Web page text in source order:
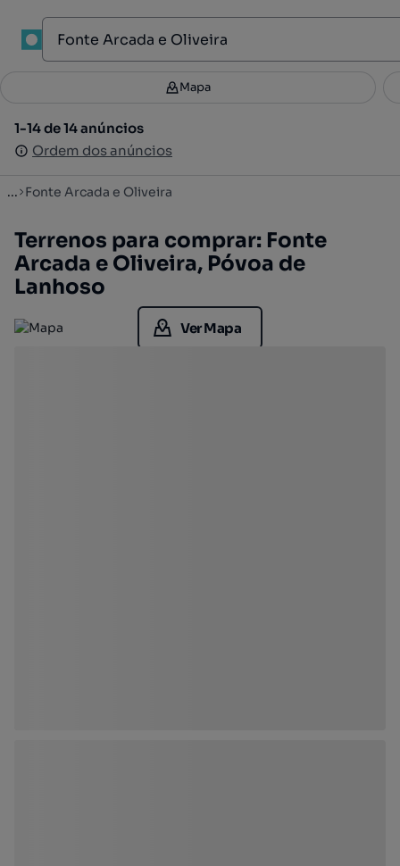
Filtros 2
1-14 de 14 anúncios
Ordem dos anúncios
Mapa
1-14 de 14 anúncios
Ordem dos anúncios
... Fonte Arcada e Oliveira
Terrenos para comprar: Fonte
Arcada e Oliveira, Póvoa de
Lanhoso
Ver Mapa